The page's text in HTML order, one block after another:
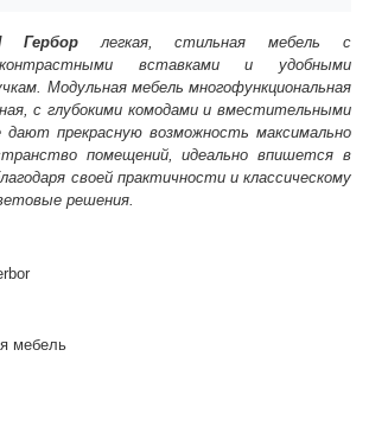
Герборлегкая, стильная мебель с
вставками и удобными
Модульная мебель многофункциональная
с глубокими комодами и вместительными
прекрасную возможность максимально
помещений, идеально впишется в
своей практичности и классическому
решения.
мебель